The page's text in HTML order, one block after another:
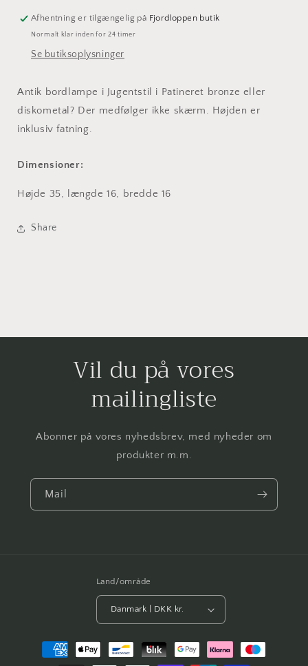
Afhentning er tilgængelig på Fjordloppen butik
Normalt klar inden for 24 timer
Se butiksoplysninger
Antik bordlampe i Jugentstil i Patineret bronze eller
diskometal? Der medfølger ikke skærm. Højden er
inklusiv fatning.
Dimensioner:
Højde 35, længde 16, bredde 16
Share
Vil du på vores
mailingliste
Abonner på vores nyhedsbrev, med nyheder om
produkter m.m.
Mail
Land/område
Danmark | DKK kr.
Betalingsmetoder